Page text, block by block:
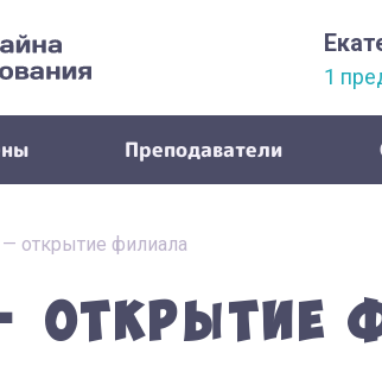
1
Преподаватели
открытие филиала
открытие